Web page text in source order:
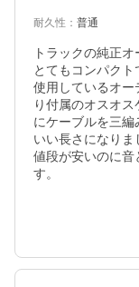
耐久性 ： 普通
トラックの純正
とてもコンパクト
使用しているオー
り付属のオスオ
にケーブルを三
いい長さになりま
値段が安いのに音
す。